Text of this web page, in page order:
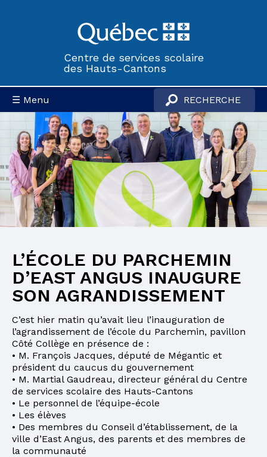
Centre de services scolaire
des Hauts-Cantons
☰ Menu
L’ÉCOLE DU PARCHEMIN
D’EAST ANGUS INAUGURE
SON AGRANDISSEMENT
C’est hier matin qu’avait lieu l’inauguration de
l’agrandissement de l’école du Parchemin, pavillon
Côté Collège en présence de :
• M. François Jacques, député de Mégantic et
président du caucus du gouvernement
• M. Martial Gaudreau, directeur général du Centre
de services scolaire des Hauts-Cantons
• Le personnel de l’équipe-école
• Les élèves
• Des membres du Conseil d’établissement, de la
ville d’East Angus, des parents et des membres de
la communauté